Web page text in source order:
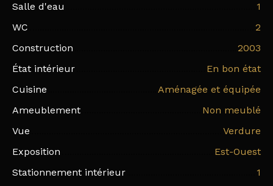
Salle d'eau
1
WC
2
Construction
2003
État intérieur
En bon état
Cuisine
Aménagée et équipée
Ameublement
Non meublé
Vue
Verdure
Exposition
Est-Ouest
Stationnement intérieur
1